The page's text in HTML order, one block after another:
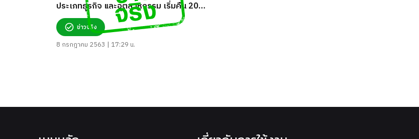
ประเภทธุรกิจ และอุตสาหกรรม เริ่มคืน 20
ก.ค. 63
ข่าวจริง
8 กรกฎาคม 2563 | 17:29 น.